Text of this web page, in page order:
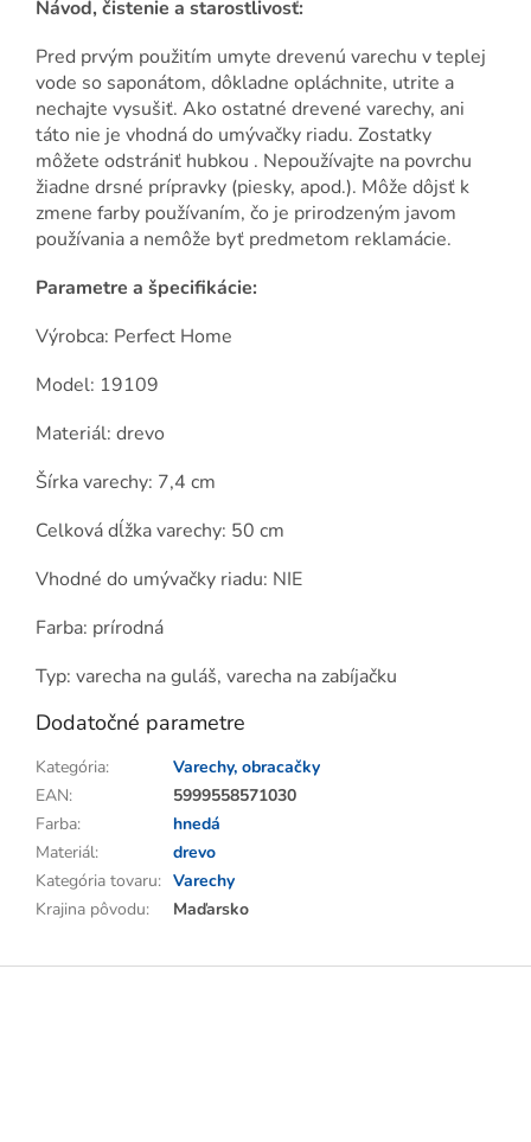
Návod, čistenie a starostlivosť:
Pred prvým použitím umyte drevenú varechu v teplej
vode so saponátom, dôkladne opláchnite, utrite a
nechajte vysušiť. Ako ostatné drevené varechy, ani
táto nie je vhodná do umývačky riadu. Zostatky
môžete odstrániť hubkou . Nepoužívajte na povrchu
žiadne drsné prípravky (piesky, apod.). Môže dôjsť k
zmene farby používaním, čo je prirodzeným javom
používania a nemôže byť predmetom reklamácie.
Parametre a špecifikácie:
Výrobca: Perfect Home
Model: 19109
Materiál: drevo
Šírka varechy: 7,4 cm
Celková dĺžka varechy: 50 cm
Vhodné do umývačky riadu: NIE
Farba: prírodná
Typ: varecha na guláš, varecha na zabíjačku
Dodatočné parametre
Kategória:
Varechy, obracačky
EAN:
5999558571030
Farba:
hnedá
Materiál:
drevo
Kategória tovaru: Varechy
Krajina pôvodu: Maďarsko
Z